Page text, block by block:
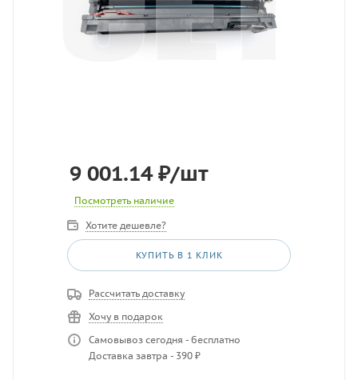
9 001.14₽/шт
Посмотреть наличие
Хотите дешевле?
КУПИТЬ В 1 КЛИК
Рассчитать доставку
Хочу в подарок
Самовывоз сегодня - бесплатно
Доставка завтра - 390 ₽